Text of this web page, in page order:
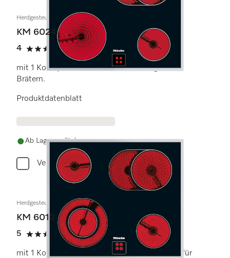
Herdgesteuertes Elektrokochfeld
KM 6024
4
4 Sterne von 5
(1 Bewertung)
mit 1 Koch-/Bräterzone für die Nutzung von
Brätern.
Produktdatenblatt
Ab Lager verfügbar
Vergleichen
Herdgesteuertes Elektrokochfeld
KM 6013
5
5 Sterne von 5
(3 Bewertungen)
mit 1 Koch-/Bräterzone und 1 Vario-Kochzone für